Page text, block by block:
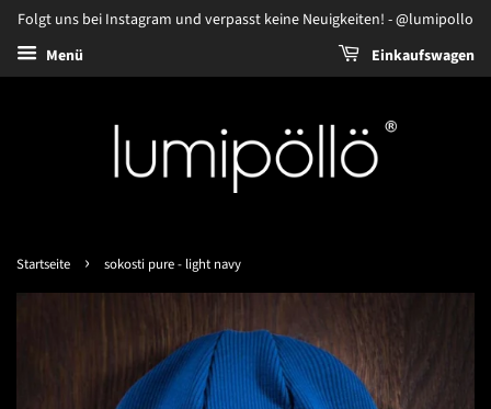
Folgt uns bei Instagram und verpasst keine Neuigkeiten! - @lumipollo
Menü
Einkaufswagen
Startseite › sokosti pure - light navy